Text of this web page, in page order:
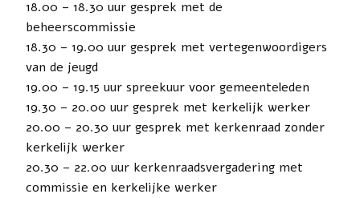
18.00 – 18.30 uur gesprek met de
beheerscommissie
18.30 – 19.00 uur gesprek met vertegenwoordigers
van de jeugd
19.00 – 19.15 uur spreekuur voor gemeenteleden
19.30 – 20.00 uur gesprek met kerkelijk werker
20.00 – 20.30 uur gesprek met kerkenraad zonder
kerkelijk werker
20.30 – 22.00 uur kerkenraadsvergadering met
commissie en kerkelijke werker